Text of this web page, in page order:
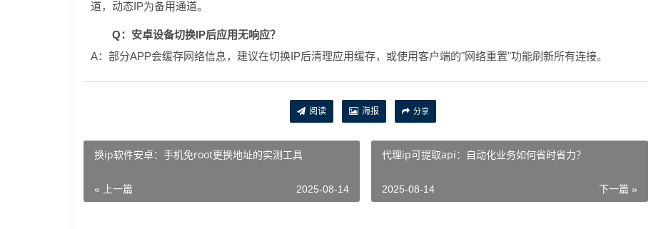
道，动态IP为备用通道。
Q：安卓设备切换IP后应用无响应？
A：部分APP会缓存网络信息，建议在切换IP后清理应用缓存，或使用客户端的"网络重置"功能刷新所有连接。
阅读 海报 分享
换ip软件安卓：手机免root更换地址的实测工具
« 上一篇 2025-08-14
代理ip可提取api：自动化业务如何省时省力？
下一篇 »
2025-08-14